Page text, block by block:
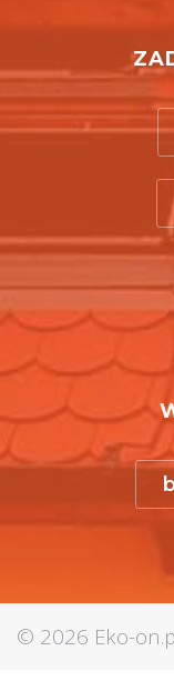
© 2026 Eko-